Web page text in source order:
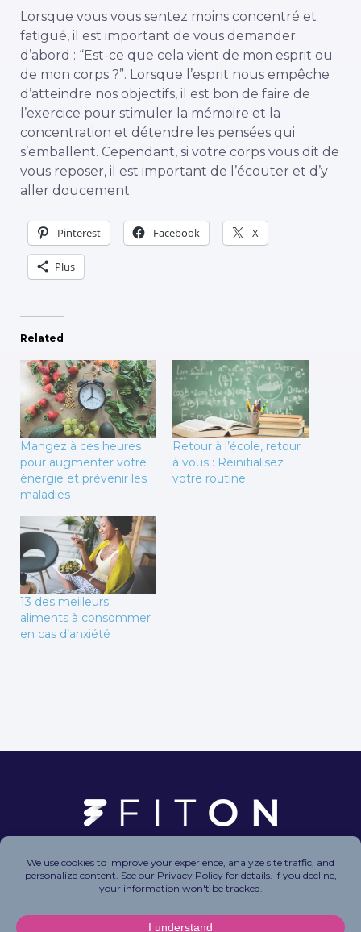
Lorsque vous vous sentez moins concentré et
fatigué, il est important de vous demander
d’abord : “Est-ce que cela vient de mon esprit ou
de mon corps ?”. Lorsque l’esprit nous empêche
d’atteindre nos objectifs, il est bon de faire de
l’exercice pour stimuler la mémoire et la
concentration et détendre les pensées qui
s’emballent. Cependant, si votre corps vous dit de
vous reposer, il est important de l’écouter et d’y
aller doucement.
Pinterest Facebook X
Plus
Related
Mangez à ces heures
pour augmenter votre
énergie et prévenir les
maladies
Retour à l’école, retour
à vous : Réinitialisez
votre routine
13 des meilleurs
aliments à consommer
en cas d’anxiété
Copyright © 2026 FitOn Inc. All Rights Reserved.